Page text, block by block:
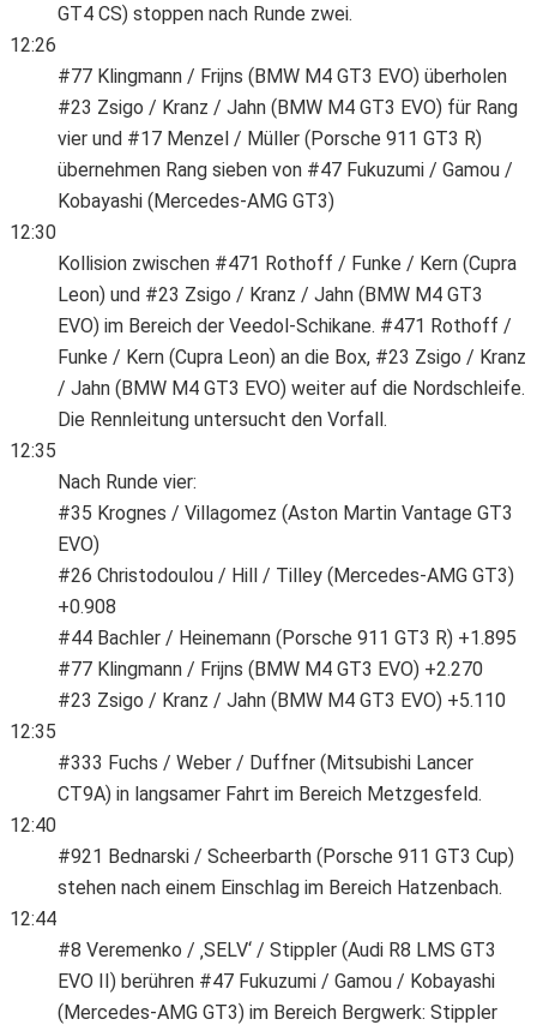
GT4 CS) stoppen nach Runde zwei.
12:26
#77 Klingmann / Frijns (BMW M4 GT3 EVO) überholen
#23 Zsigo / Kranz / Jahn (BMW M4 GT3 EVO) für Rang
vier und #17 Menzel / Müller (Porsche 911 GT3 R)
übernehmen Rang sieben von #47 Fukuzumi / Gamou /
Kobayashi (Mercedes-AMG GT3)
12:30
Kollision zwischen #471 Rothoff / Funke / Kern (Cupra
Leon) und #23 Zsigo / Kranz / Jahn (BMW M4 GT3
EVO) im Bereich der Veedol-Schikane. #471 Rothoff /
Funke / Kern (Cupra Leon) an die Box, #23 Zsigo / Kranz
/ Jahn (BMW M4 GT3 EVO) weiter auf die Nordschleife.
Die Rennleitung untersucht den Vorfall.
12:35
Nach Runde vier:
#35 Krognes / Villagomez (Aston Martin Vantage GT3
EVO)
#26 Christodoulou / Hill / Tilley (Mercedes-AMG GT3)
+0.908
#44 Bachler / Heinemann (Porsche 911 GT3 R) +1.895
#77 Klingmann / Frijns (BMW M4 GT3 EVO) +2.270
#23 Zsigo / Kranz / Jahn (BMW M4 GT3 EVO) +5.110
12:35
#333 Fuchs / Weber / Duffner (Mitsubishi Lancer
CT9A) in langsamer Fahrt im Bereich Metzgesfeld.
12:40
#921 Bednarski / Scheerbarth (Porsche 911 GT3 Cup)
stehen nach einem Einschlag im Bereich Hatzenbach.
12:44
#8 Veremenko / ‚SELV‘ / Stippler (Audi R8 LMS GT3
EVO II) berühren #47 Fukuzumi / Gamou / Kobayashi
(Mercedes-AMG GT3) im Bereich Bergwerk: Stippler